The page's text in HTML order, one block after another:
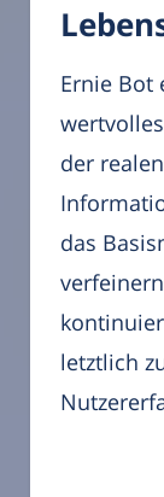
Ernie Bot
der
das
letztlich